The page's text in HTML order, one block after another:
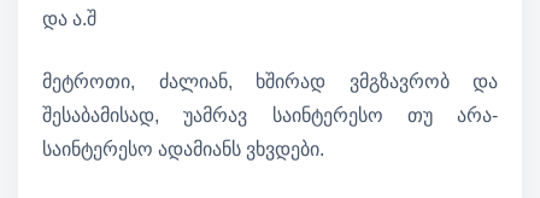
და ა.შ
მეტროთი, ძალიან, ხშირად ვმგზავრობ და
შესაბამისად, უამრავ საინტერესო თუ არა-
საინტერესო ადამიანს ვხვდები.